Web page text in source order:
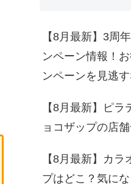
【8月最新】3周
ンペーン情報！
ンペーンを見逃す
【8月最新】ピ
ョコザップの店
【8月最新】カ
プはどこ？気に